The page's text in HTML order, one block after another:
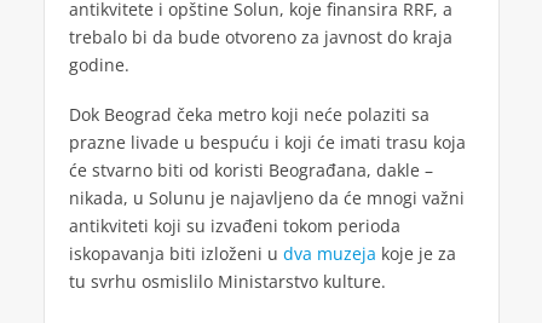
antikvitete i opštine Solun, koje finansira RRF, a
trebalo bi da bude otvoreno za javnost do kraja
godine.
Dok Beograd čeka metro koji neće polaziti sa
prazne livade u bespuću i koji će imati trasu koja
će stvarno biti od koristi Beograđana, dakle –
nikada, u Solunu je najavljeno da će mnogi važni
antikviteti koji su izvađeni tokom perioda
iskopavanja biti izloženi u dva muzeja koje je za
tu svrhu osmislilo Ministarstvo kulture.